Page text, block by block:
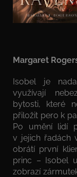
Margaret
Isobel je
využívají
bytosti, které
přiložit pero k
Po umění lidí
v jejich řadách
obrátí první
princ – Isobel
zobrazí